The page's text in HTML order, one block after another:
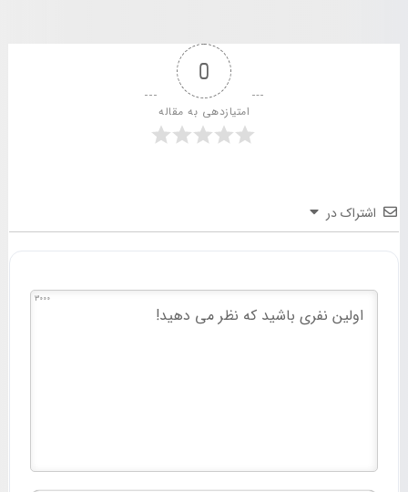
0
امتیازدهی به مقاله
اشتراک در
3000